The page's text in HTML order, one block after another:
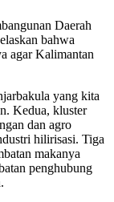
Daerah
bahwa
agar Kalimantan
yang kita
Kedua, kluster
dan agro
hilirisasi. Tiga
makanya
penghubung